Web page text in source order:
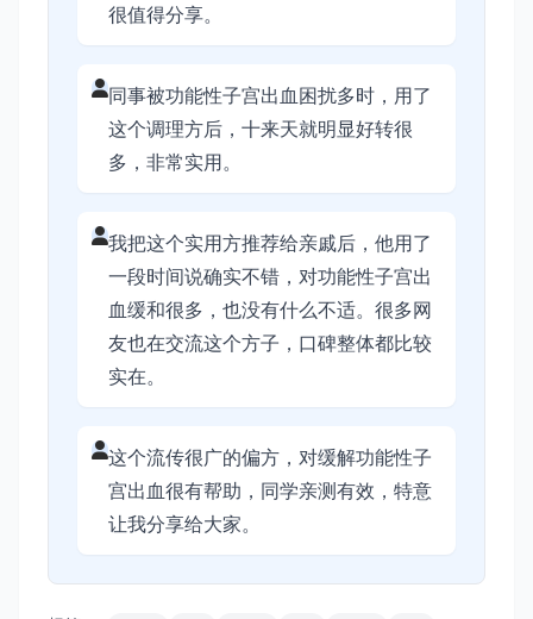
很值得分享。
同事被功能性子宫出血困扰多时，用了
这个调理方后，十来天就明显好转很
多，非常实用。
我把这个实用方推荐给亲戚后，他用了
一段时间说确实不错，对功能性子宫出
血缓和很多，也没有什么不适。很多网
友也在交流这个方子，口碑整体都比较
实在。
这个流传很广的偏方，对缓解功能性子
宫出血很有帮助，同学亲测有效，特意
让我分享给大家。